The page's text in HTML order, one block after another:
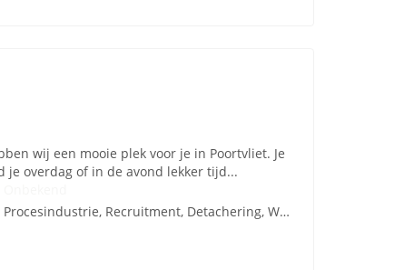
wij een mooie plek voor je in Poortvliet. Je
je overdag of in de avond lekker tijd...
Procesindustrie, Recruitment, Detachering, Werving en Selectie